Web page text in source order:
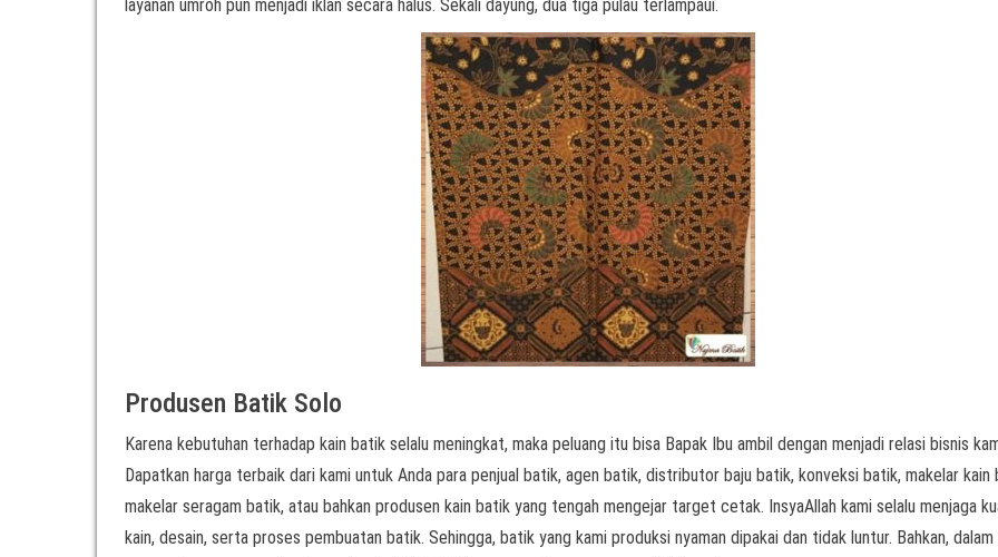
layanan umroh pun menjadi iklan secara halus. Sekali dayung, dua tiga pulau terlampaui.
Produsen Batik Solo
Karena kebutuhan terhadap kain batik selalu meningkat, maka peluang itu bisa Bapak Ibu ambil dengan menjadi relasi bisnis
Dapatkan harga terbaik dari kami untuk Anda para penjual batik, agen batik, distributor baju batik, konveksi batik, makelar kain
makelar seragam batik, atau bahkan produsen kain batik yang tengah mengejar target cetak. InsyaAllah kami selalu menjaga
kain, desain, serta proses pembuatan batik. Sehingga, batik yang kami produksi nyaman dipakai dan tidak luntur. Bahkan, dalam